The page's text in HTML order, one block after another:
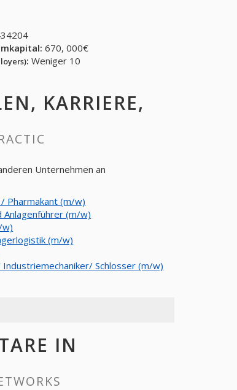
670, 000€
: Weniger 10
KARRIERE,
Unternehmen an
Pharmakant (m/w)
Anlagenführer (m/w)
w)
(m/w)
Schlosser (m/w)
IN